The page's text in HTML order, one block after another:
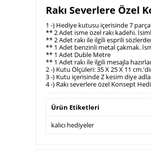
Rakı Severlere Özel
1 -) Hediye kutusu içerisinde 7
** 2 Adet isme özel rakı kadehi.
** 2 Adet rakı ile ilgili esprili
** 1 Adet benzinli metal çakmak.
** 1 Adet Duble Metre
** 1 Adet rakı ile ilgili mesajla
2 -) Kutu Ölçüleri: 35 X 25 X 11
3 -) Kutu içerisinde Z kesim diye
4 -) Rakı severlere özel Konsept
Ürün Etiketleri
kalıcı hediyeler